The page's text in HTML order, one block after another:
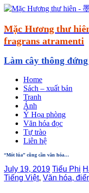
Mặc Hương thư
fragrans atramenti
Làm cây thông
Home
Sách – xuất bản
Tranh
Ảnh
Ý Họa phòng
Văn hóa đọc
Tự trào
Liên hệ
“Mót lúa” cũng cần văn hóa…
July 19, 2019 Tiểu Phi
Tiếng Việt, Văn hóa,